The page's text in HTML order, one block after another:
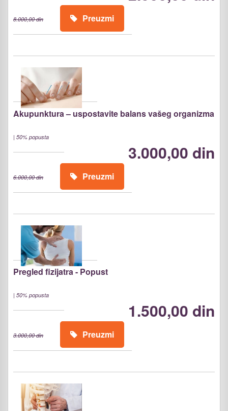
8.000,00 din Preuzmi
Akupunktura – uspostavite balans vašeg organizma
| 50% popusta
3.000,00 din
6.000,00 din Preuzmi
Pregled fizijatra - Popust
| 50% popusta
1.500,00 din
3.000,00 din Preuzmi